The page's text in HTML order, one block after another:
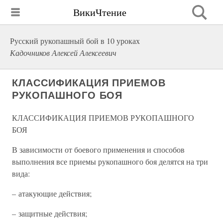
ВикиЧтение
Русский рукопашный бой в 10 уроках
Кадочников Алексей Алексеевич
КЛАССИФИКАЦИЯ ПРИЕМОВ
РУКОПАШНОГО БОЯ
КЛАССИФИКАЦИЯ ПРИЕМОВ РУКОПАШНОГО
БОЯ
В зависимости от боевого применения и способов
выполнения все приемы рукопашного боя делятся на три
вида:
– атакующие действия;
– защитные действия;